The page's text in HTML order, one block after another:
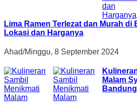
Lima Ramen Terlezat dan Murah di
Lokasi dan Harganya
Ahad/Minggu, 8 September 2024
Malam
Bandung